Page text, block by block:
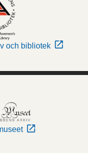
och bibliotek